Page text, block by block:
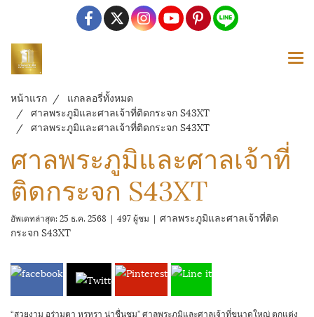
หน้าแรก
แกลลอรี่ทั้งหมด
ศาลพระภูมิและศาลเจ้าที่ติดกระจก S43XT
ศาลพระภูมิและศาลเจ้าที่ติดกระจก S43XT
ศาลพระภูมิและศาลเจ้าที่
ติดกระจก S43XT
อัพเดทล่าสุด: 25 ธ.ค. 2568 | 497 ผู้ชม | ศาลพระภูมิและศาลเจ้าที่ติด
กระจก S43XT
“สวยงาม อร่ามตา หรูหรา น่าชื่นชม” ศาลพระภูมิและศาลเจ้าที่ขนาดใหญ่ ตกแต่ง